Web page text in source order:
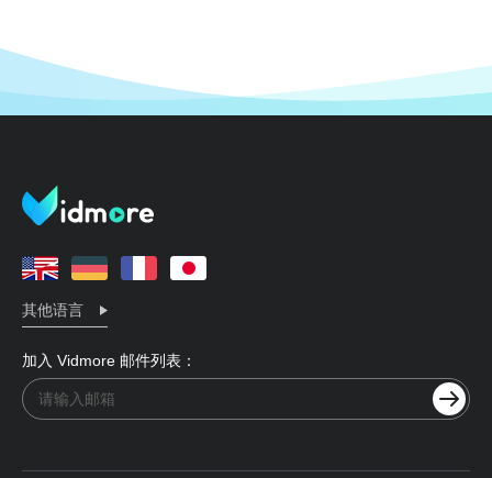
其他语言
加入 Vidmore 邮件列表：